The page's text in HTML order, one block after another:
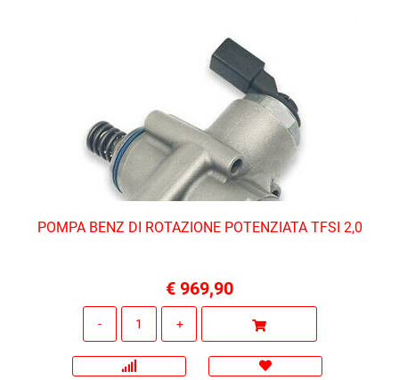
POMPA BENZ DI ROTAZIONE POTENZIATA TFSI 2,0
€ 969,90